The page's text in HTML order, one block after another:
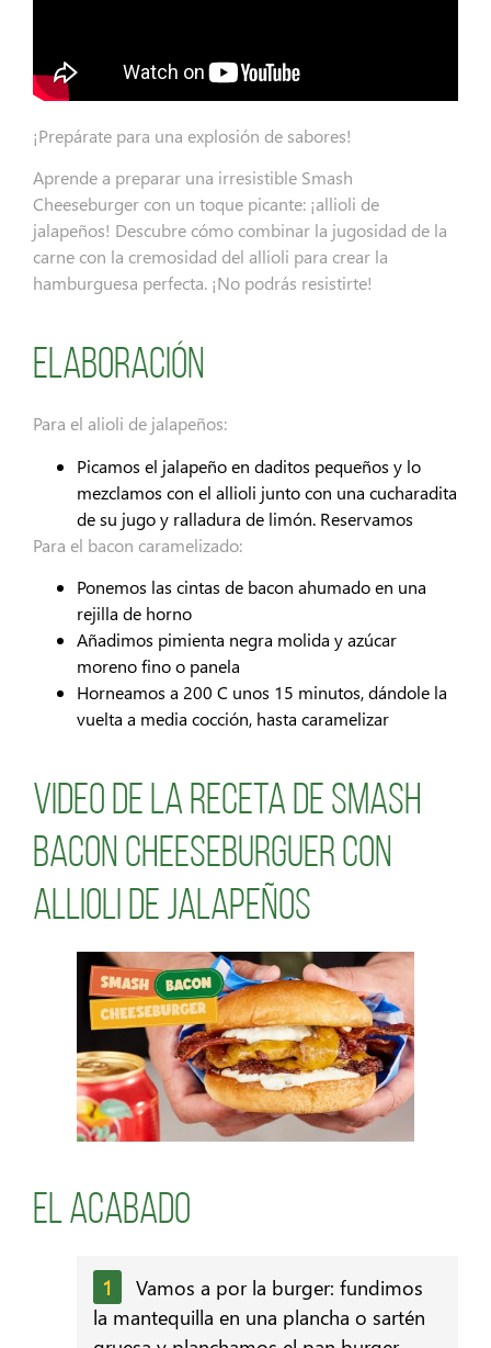
¡Prepárate para una explosión de sabores!
Aprende a preparar una irresistible Smash
Cheeseburger con un toque picante: ¡allioli de
jalapeños! Descubre cómo combinar la jugosidad de la
carne con la cremosidad del allioli para crear la
hamburguesa perfecta. ¡No podrás resistirte!
Elaboración
Para el alioli de jalapeños:
Picamos el jalapeño en daditos pequeños y lo
mezclamos con el allioli junto con una cucharadita
de su jugo y ralladura de limón. Reservamos
Para el bacon caramelizado:
Ponemos las cintas de bacon ahumado en una
rejilla de horno
Añadimos pimienta negra molida y azúcar
moreno fino o panela
Horneamos a 200 C unos 15 minutos, dándole la
vuelta a media cocción, hasta caramelizar
Video de la receta de Smash
bacon Cheeseburguer con
allioli de jalapeños
El Acabado
Vamos a por la burger: fundimos
la mantequilla en una plancha o sartén